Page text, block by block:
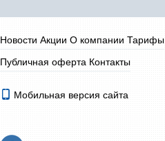
Новости Акции О компании Тарифы
Публичная оферта Контакты
Мобильная версия сайта